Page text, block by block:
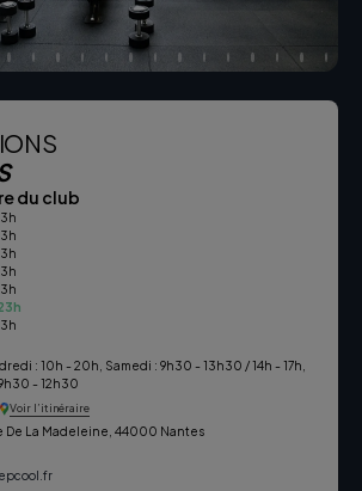
du club
: 10h - 20h, Samedi : 9h30 - 13h30 / 14h - 17h,
- 12h30
Voir l’itinéraire
De La Madeleine, 44000 Nantes